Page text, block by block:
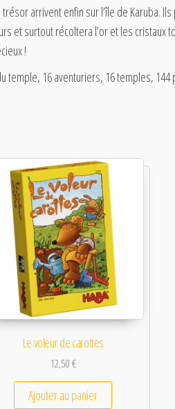
arrivent enfin sur l’île de
et surtout récoltera l’or et les
!
temple, 16 aventuriers, 16 temples,
Le voleur de carottes
12,50€
Ajouter au panier